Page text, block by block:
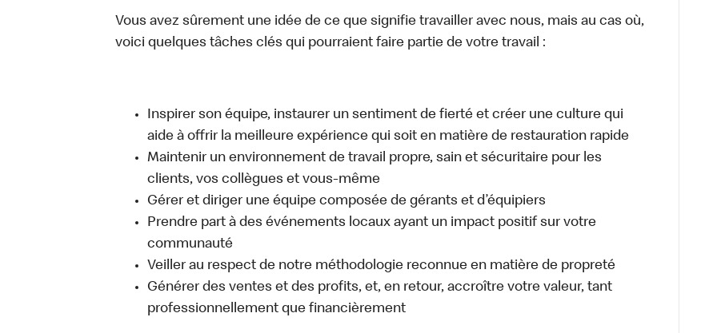
Vous avez sûrement une idée de ce que signifie travailler avec nous, mais au cas où,
voici quelques tâches clés qui pourraient faire partie de votre travail :
Inspirer son équipe, instaurer un sentiment de fierté et créer une culture qui
aide à offrir la meilleure expérience qui soit en matière de restauration rapide
Maintenir un environnement de travail propre, sain et sécuritaire pour les
clients, vos collègues et vous-même
Gérer et diriger une équipe composée de gérants et d’équipiers
Prendre part à des événements locaux ayant un impact positif sur votre
communauté
Veiller au respect de notre méthodologie reconnue en matière de propreté
Générer des ventes et des profits, et, en retour, accroître votre valeur, tant
professionnellement que financièrement